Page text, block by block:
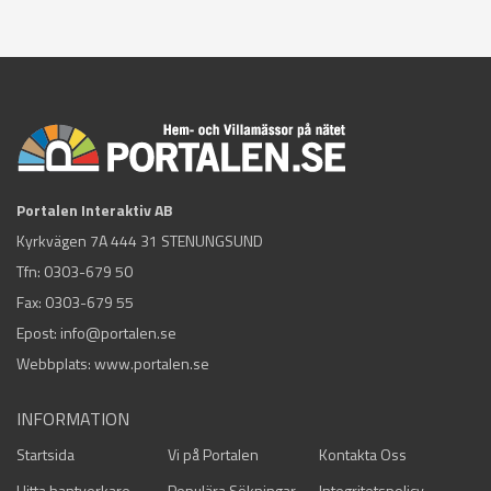
Portalen Interaktiv AB
Kyrkvägen 7A 444 31 STENUNGSUND
Tfn: 0303-679 50
Fax: 0303-679 55
Epost: info@portalen.se
Webbplats: www.portalen.se
INFORMATION
Startsida Vi på Portalen
Kontakta Oss